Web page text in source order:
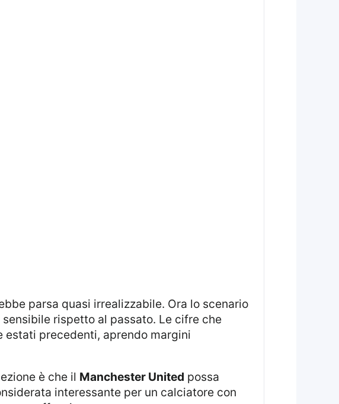
parsa quasi irrealizzabile. Ora lo scenario
rispetto al passato. Le cifre che
estati precedenti, aprendo margini
è che il Manchester United possa
interessante per un calciatore con